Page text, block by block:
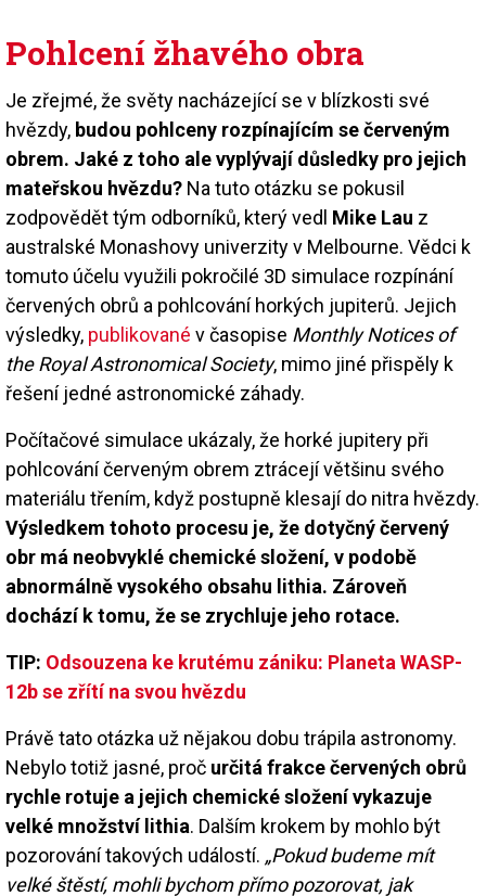
Pohlcení žhavého obra
Je zřejmé, že světy nacházející se v blízkosti své
hvězdy, budou pohlceny rozpínajícím se červeným
obrem. Jaké z toho ale vyplývají důsledky pro jejich
mateřskou hvězdu? Na tuto otázku se pokusil
zodpovědět tým odborníků, který vedl Mike Lau z
australské Monashovy univerzity v Melbourne. Vědci k
tomuto účelu využili pokročilé 3D simulace rozpínání
červených obrů a pohlcování horkých jupiterů. Jejich
výsledky, publikované v časopise Monthly Notices of
the Royal Astronomical Society, mimo jiné přispěly k
řešení jedné astronomické záhady.
Počítačové simulace ukázaly, že horké jupitery při
pohlcování červeným obrem ztrácejí většinu svého
materiálu třením, když postupně klesají do nitra hvězdy.
Výsledkem tohoto procesu je, že dotyčný červený
obr má neobvyklé chemické složení, v podobě
abnormálně vysokého obsahu lithia. Zároveň
dochází k tomu, že se zrychluje jeho rotace.
TIP: Odsouzena ke krutému zániku: Planeta WASP-
12b se zřítí na svou hvězdu
Právě tato otázka už nějakou dobu trápila astronomy.
Nebylo totiž jasné, proč určitá frakce červených obrů
rychle rotuje a jejich chemické složení vykazuje
velké množství lithia. Dalším krokem by mohlo být
pozorování takových událostí. „Pokud budeme mít
velké štěstí, mohli bychom přímo pozorovat, jak